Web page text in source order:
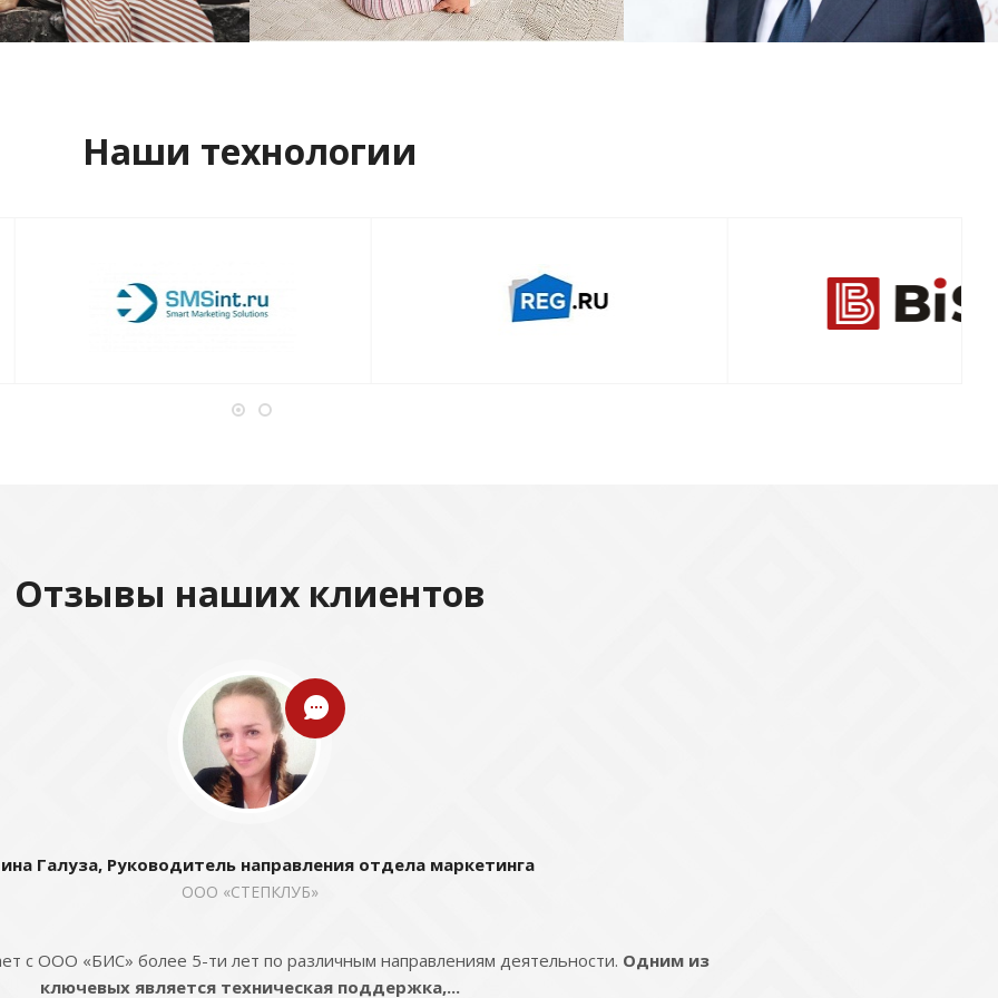
проект
Смотреть проект
Смотреть проект
Наши технологии
Отзывы наших клиентов
Галуза, Руководитель направления отдела маркетинга
ООО «СТЕПКЛУБ»
с ООО «БИС» более 5-ти лет по различным направлениям деятельности. Одним из
ключевых является техническая поддержка,...